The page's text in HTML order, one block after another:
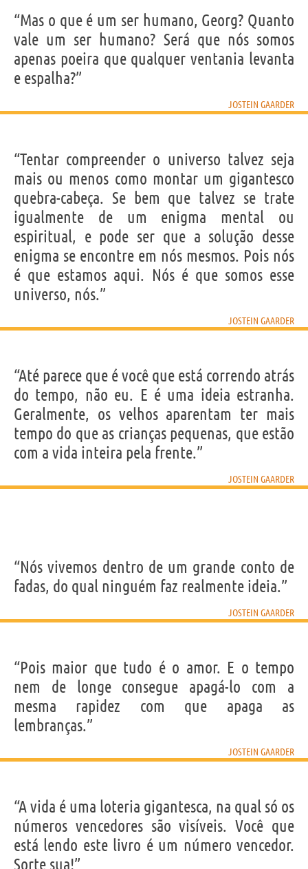
“Mas o que é um ser humano, Georg? Quanto
vale um ser humano? Será que nós somos
apenas poeira que qualquer ventania levanta
e espalha?”
JOSTEIN GAARDER
“Tentar compreender o universo talvez seja
mais ou menos como montar um gigantesco
quebra-cabeça. Se bem que talvez se trate
igualmente de um enigma mental ou
espiritual, e pode ser que a solução desse
enigma se encontre em nós mesmos. Pois nós
é que estamos aqui. Nós é que somos esse
universo, nós.”
JOSTEIN GAARDER
“Até parece que é você que está correndo atrás
do tempo, não eu. E é uma ideia estranha.
Geralmente, os velhos aparentam ter mais
tempo do que as crianças pequenas, que estão
com a vida inteira pela frente.”
JOSTEIN GAARDER
“Nós vivemos dentro de um grande conto de
fadas, do qual ninguém faz realmente ideia.”
JOSTEIN GAARDER
“Pois maior que tudo é o amor. E o tempo
nem de longe consegue apagá-lo com a
mesma rapidez com que apaga as
lembranças.”
JOSTEIN GAARDER
“A vida é uma loteria gigantesca, na qual só os
números vencedores são visíveis. Você que
está lendo este livro é um número vencedor.
Sorte sua!”